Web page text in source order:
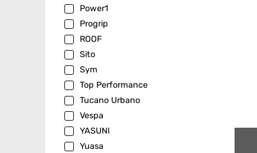
Power1
Progrip
ROOF
Sito
Sym
Top Performance
Tucano Urbano
Vespa
YASUNI
Yuasa